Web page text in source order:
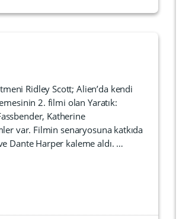
Ridley Scott; Alien’da kendi
2. filmi olan Yaratık:
Katherine
var. Filmin senaryosuna katkıda
Dante Harper kaleme aldı. …